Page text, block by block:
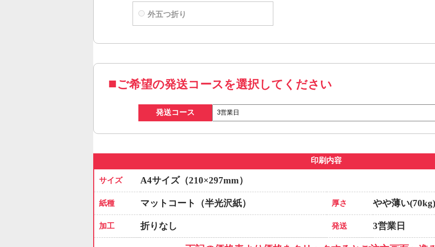
外五つ折り
ご希望の発送コースを選択してください
発送コース
印刷内容
サイズ A4サイズ（210×297mm）
紙種 マットコート（半光沢紙） 厚さ やや薄い(70kg)
加工 折りなし 発送 3営業日